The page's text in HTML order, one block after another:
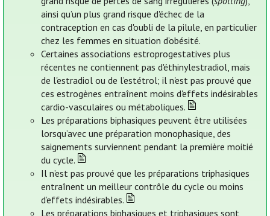
ainsi qu’un plus grand risque d'échec de la
contraception en cas d'oubli de la pilule, en particulier
chez les femmes en situation d’obésité.
Certaines associations estroprogestatives plus
récentes ne contiennent pas d'éthinylestradiol, mais
de l'estradiol ou de l’estétrol; il n'est pas prouvé que
ces estrogènes entraînent moins d'effets indésirables
cardio-vasculaires ou métaboliques.
Les préparations biphasiques peuvent être utilisées
lorsqu’avec une préparation monophasique, des
saignements surviennent pendant la première moitié
du cycle.
Il n’est pas prouvé que les préparations triphasiques
entraînent un meilleur contrôle du cycle ou moins
d’effets indésirables.
Les préparations biphasiques et triphasiques sont